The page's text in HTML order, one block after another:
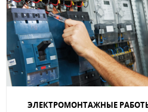
ЭЛЕКТРОМОНТАЖНЫЕ